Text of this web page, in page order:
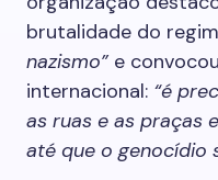
brutalidade do
nazismo” e
internacional: “é
as ruas e as praças
até que o genocídio